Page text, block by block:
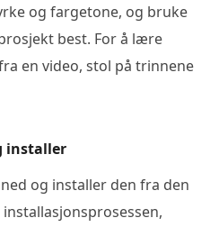
og fargetone, og bruke
best. For å lære
en video, stol på trinnene
installer
og installer den fra den